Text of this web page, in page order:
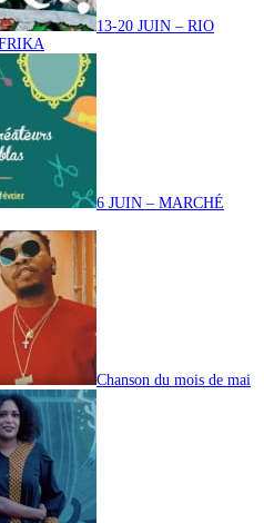
13-20 JUIN – RIO
6 JUIN – MARCHÉ
Chanson du mois de mai